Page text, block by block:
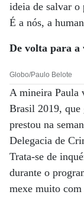
ideia de salvar o
É a nós, a
De volta para a
Globo/Paulo Belote
A mineira Paula
Brasil 2019, que
prestou na
Delegacia de
Trata-se de
durante o
mexe muito com